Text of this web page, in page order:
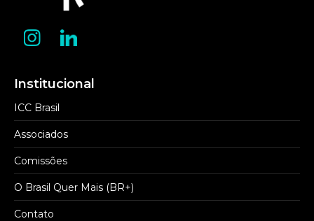
Institucional
ICC Brasil
Associados
Comissões
O Brasil Quer Mais (BR+)
Contato